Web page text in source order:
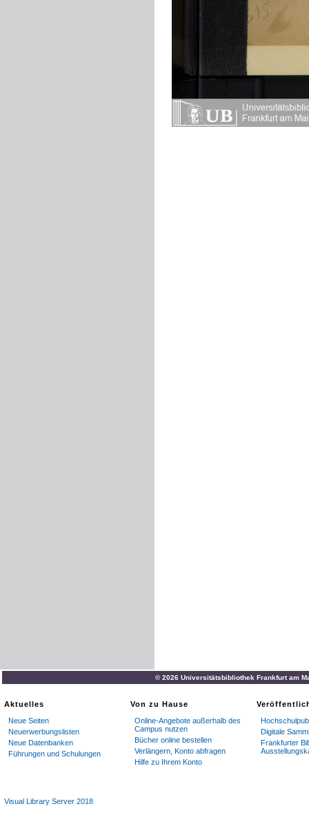
© 2026 Universitätsbibliothek Frankfurt am
Aktuelles
Neue Seiten
Neuerwerbungslisten
Neue Datenbanken
Führungen und Schulungen
Von zu Hause
Online-Angebote außerhalb des
Campus nutzen
Bücher online bestellen
Verlängern, Konto abfragen
Hilfe zu Ihrem Konto
Digitale
Frankfurter
Visual Library Server 2018